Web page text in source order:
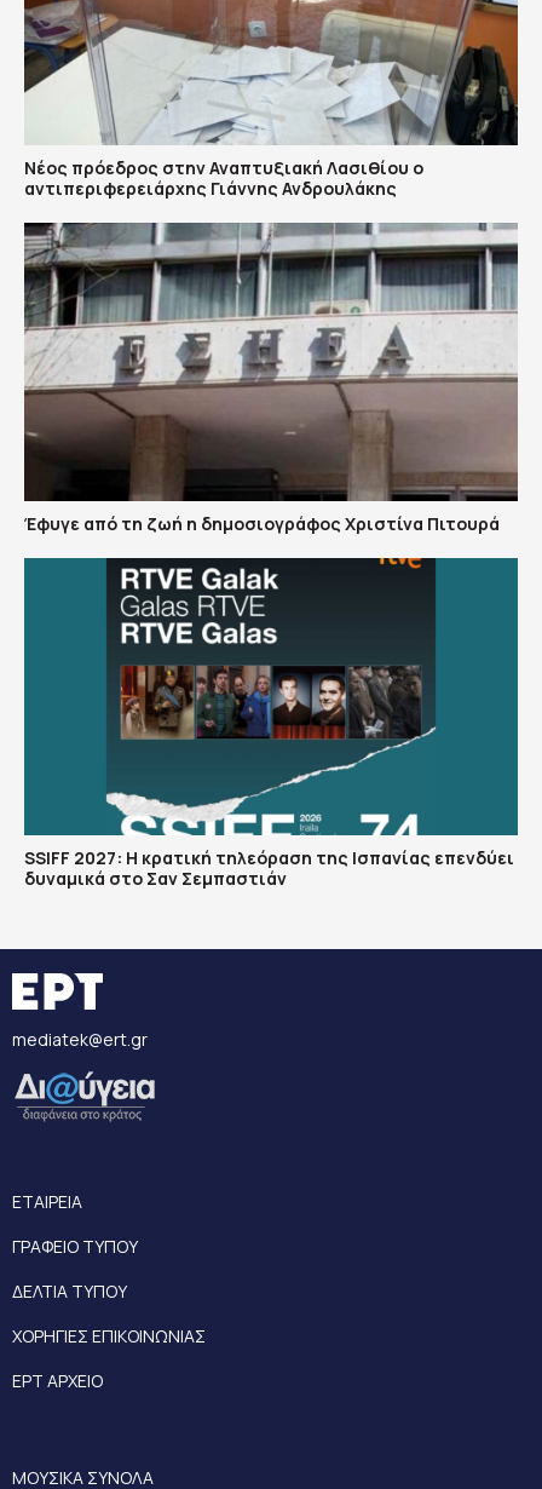
Νέος πρόεδρος στην Αναπτυξιακή Λασιθίου ο
αντιπεριφερειάρχης Γιάννης Ανδρουλάκης
Έφυγε από τη ζωή η δημοσιογράφος Χριστίνα Πιτουρά
SSIFF 2027: Η κρατική τηλεόραση της Ισπανίας επενδύει
δυναμικά στο Σαν Σεμπαστιάν
mediatek@ert.gr
ΕΤΑΙΡΕΙΑ
ΓΡΑΦΕΙΟ ΤΥΠΟΥ
ΔΕΛΤΙΑ ΤΥΠΟΥ
ΧΟΡΗΓΙΕΣ ΕΠΙΚΟΙΝΩΝΙΑΣ
ΕΡΤ ΑΡΧΕΙΟ
ΜΟΥΣΙΚΑ ΣΥΝΟΛΑ